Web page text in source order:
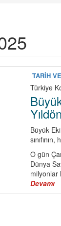
TARİH
Türkiye
Büyük
O gün
Dünya
milyonlar
Devamı